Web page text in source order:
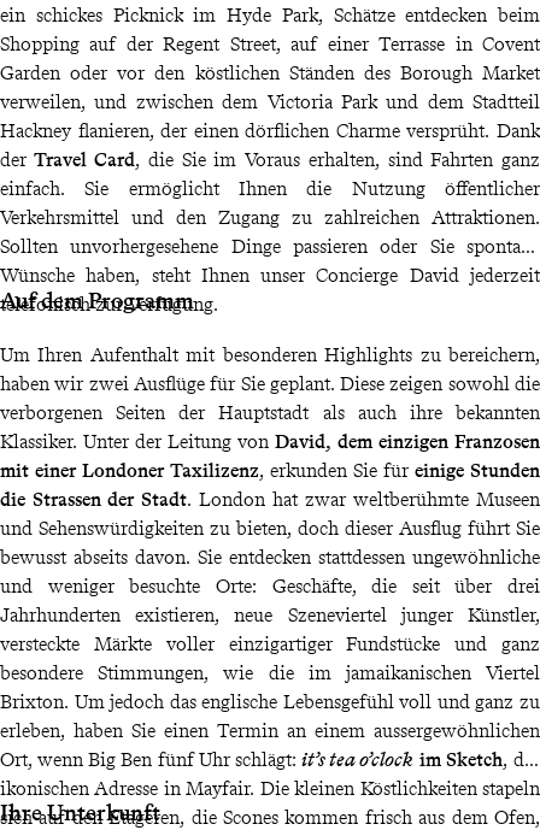
ein schickes Picknick im Hyde Park, Schätze entdecken beim
Shopping auf der Regent Street, auf einer Terrasse in Covent
Garden oder vor den köstlichen Ständen des Borough Market
verweilen, und zwischen dem Victoria Park und dem Stadtteil
Hackney flanieren, der einen dörflichen Charme versprüht. Dank
der Travel Card, die Sie im Voraus erhalten, sind Fahrten ganz
einfach. Sie ermöglicht Ihnen die Nutzung öffentlicher
Verkehrsmittel und den Zugang zu zahlreichen Attraktionen.
Sollten unvorhergesehene Dinge passieren oder Sie spontane
Wünsche haben, steht Ihnen unser Concierge David jederzeit
telefonisch zur Verfügung.
Auf dem Programm
Um Ihren Aufenthalt mit besonderen Highlights zu bereichern,
haben wir zwei Ausflüge für Sie geplant. Diese zeigen sowohl die
verborgenen Seiten der Hauptstadt als auch ihre bekannten
Klassiker. Unter der Leitung von David, dem einzigen Franzosen
mit einer Londoner Taxilizenz, erkunden Sie für einige Stunden
die Strassen der Stadt. London hat zwar weltberühmte Museen
und Sehenswürdigkeiten zu bieten, doch dieser Ausflug führt Sie
bewusst abseits davon. Sie entdecken stattdessen ungewöhnliche
und weniger besuchte Orte: Geschäfte, die seit über drei
Jahrhunderten existieren, neue Szeneviertel junger Künstler,
versteckte Märkte voller einzigartiger Fundstücke und ganz
besondere Stimmungen, wie die im jamaikanischen Viertel
Brixton. Um jedoch das englische Lebensgefühl voll und ganz zu
erleben, haben Sie einen Termin an einem aussergewöhnlichen
Ort, wenn Big Ben fünf Uhr schlägt: it’s tea o’clock im Sketch, der
ikonischen Adresse in Mayfair. Die kleinen Köstlichkeiten stapeln
sich auf den Etageren, die Scones kommen frisch aus dem Ofen,
Ihre Unterkunft